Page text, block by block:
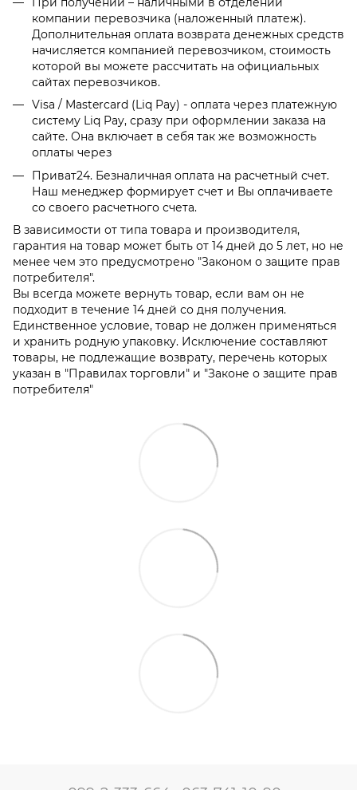
компании перевозчика (наложенный платеж).
Дополнительная оплата возврата денежных средств
начисляется компанией перевозчиком, стоимость
которой вы можете рассчитать на официальных
сайтах перевозчиков.
Visa / Mastercard (Liq Pay) - оплата через платежную
систему Liq Pay, сразу при оформлении заказа на
сайте. Она включает в себя так же возможность
оплаты через
Приват24. Безналичная оплата на расчетный счет.
Наш менеджер формирует счет и Вы оплачиваете
со своего расчетного счета.
В зависимости от типа товара и производителя,
гарантия на товар может быть от 14 дней до 5 лет, но не
менее чем это предусмотрено "Законом о защите прав
потребителя".
Вы всегда можете вернуть товар, если вам он не
подходит в течение 14 дней со дня получения.
Единственное условие, товар не должен применяться
и хранить родную упаковку. Исключение составляют
товары, не подлежащие возврату, перечень которых
указан в "Правилах торговли" и "Законе о защите прав
потребителя"